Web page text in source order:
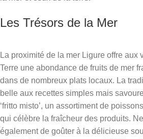
Les Trésors de la Mer
La proximité de la mer Ligure offre aux
Terre une abondance de fruits de mer
dans de nombreux plats locaux. La
belle aux recettes simples mais
‘fritto misto’, un assortiment de
qui célèbre la fraîcheur des produits.
également de goûter à la délicieuse